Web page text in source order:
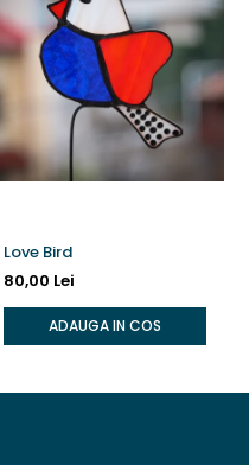
Love Bird
80,00 Lei
ADAUGA IN COS